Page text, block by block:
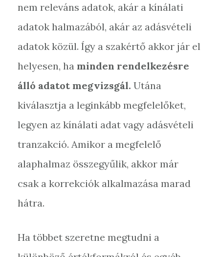
nem releváns adatok, akár a kínálati
adatok halmazából, akár az adásvételi
adatok közül. Így a szakértő akkor jár el
helyesen, ha minden rendelkezésre
álló adatot megvizsgál. Utána
kiválasztja a leginkább megfelelőket,
legyen az kínálati adat vagy adásvételi
tranzakció. Amikor a megfelelő
alaphalmaz összegyűlik, akkor már
csak a korrekciók alkalmazása marad
hátra.
Ha többet szeretne megtudni a